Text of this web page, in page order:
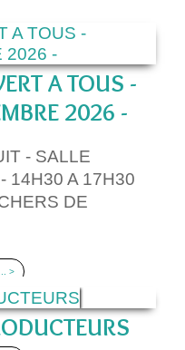
A TOUS -
2026 -
- SALLE
14H30 A 17H30
DE
>